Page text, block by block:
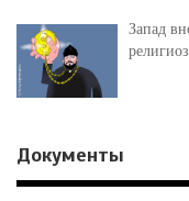
Запад
Документы